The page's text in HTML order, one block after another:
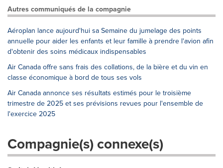
Autres communiqués de la compagnie
Aéroplan lance aujourd'hui sa Semaine du jumelage des points
annuelle pour aider les enfants et leur famille à prendre l'avion afin
d'obtenir des soins médicaux indispensables
Air Canada offre sans frais des collations, de la bière et du vin en
classe économique à bord de tous ses vols
Air Canada annonce ses résultats estimés pour le troisième
trimestre de 2025 et ses prévisions revues pour l'ensemble de
l'exercice 2025
Compagnie(s) connexe(s)